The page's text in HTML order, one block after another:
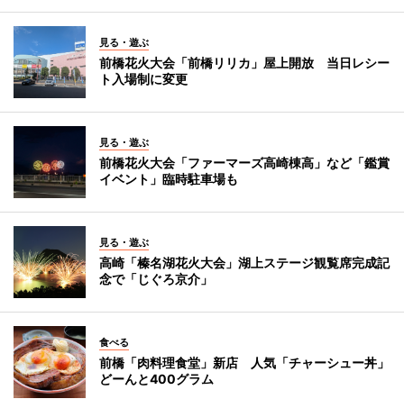
見る・遊ぶ
前橋花火大会「前橋リリカ」屋上開放 当日レシー
ト入場制に変更
見る・遊ぶ
前橋花火大会「ファーマーズ高崎棟高」など「鑑賞
イベント」臨時駐車場も
見る・遊ぶ
高崎「榛名湖花火大会」湖上ステージ観覧席完成記
念で「じぐろ京介」
食べる
前橋「肉料理食堂」新店 人気「チャーシュー丼」
どーんと400グラム